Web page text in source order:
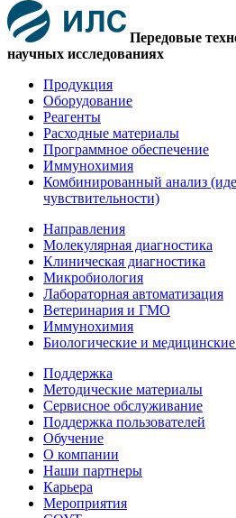
Передовые
научных исследованиях
Продукция
Оборудование
Реагенты
Расходные материалы
Программное обеспечение
Иммунохимия
Комбинированный анализ
чувствительности)
Направления
Молекулярная диагностика
Клиническая диагностика
Микробиология
Лабораторная автоматизация
Ветеринария и ГМО
Иммунохимия
Биологические и
Поддержка
Методические материалы
Сервисное обслуживание
Поддержка пользователей
Обучение
О компании
Наши партнеры
Карьера
Мероприятия